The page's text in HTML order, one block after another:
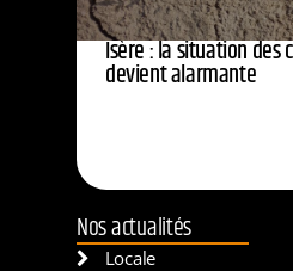
Isère : la situation des
devient alarmante
Nos actualités
Locale